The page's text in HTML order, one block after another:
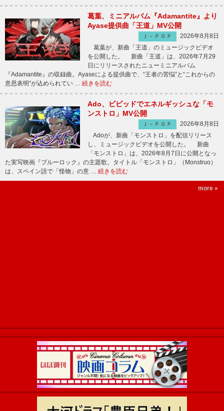
葛葉、ミニアルバム『Adamantite』より
Ayase提供曲「王道」MV公開
Ｊ－ＰＯＰ
2026年8月8日
葛葉が、新曲「王道」のミュージックビデオ
を公開した。 新曲「王道」は、2026年7月29
日にリリースされたニューミニアルバム
『Adamantite』の収録曲。Ayaseによる提供曲で、“王者の苦悩”と“これからの
意思表明”が込められてい … 続きを読む
Ado、ビビッドでエネルギッシュな「モ
ンストロ」MV公開
Ｊ－ＰＯＰ
2026年8月8日
Adoが、新曲「モンストロ」を配信リリース
し、ミュージックビデオを公開した。 新曲
「モンストロ」は、2026年8月7日に公開となっ
た実写映画『ブルーロック』の主題歌。タイトル「モンストロ」（Monstruo）
は、スペイン語で「怪物」の意 … 続きを読む
more »